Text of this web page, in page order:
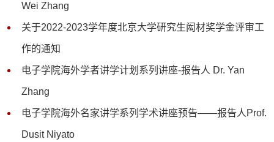
Wei Zhang
关于2022-2023学年度北京大学研究生闳材奖学金评审工
作的通知
电子学院海外学者讲学计划系列讲座-报告人 Dr. Yan
Zhang
​电子学院海外名家讲学系列学术讲座预告——报告人Prof.
Dusit Niyato